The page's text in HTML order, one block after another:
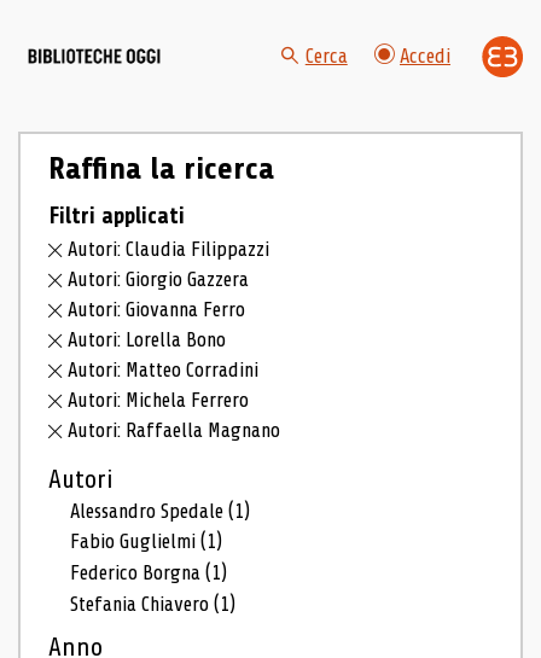
Cerca Accedi
Raffina la ricerca
Filtri applicati
Autori: Claudia Filippazzi
Autori: Giorgio Gazzera
Autori: Giovanna Ferro
Autori: Lorella Bono
Autori: Matteo Corradini
Autori: Michela Ferrero
Autori: Raffaella Magnano
Autori
Alessandro Spedale(1)
Fabio Guglielmi(1)
Federico Borgna(1)
Stefania Chiavero(1)
Anno